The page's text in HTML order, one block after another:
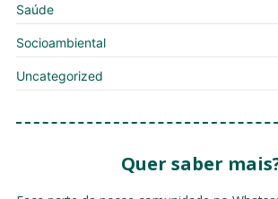
Saúde
Socioambiental
Uncategorized
Quer saber